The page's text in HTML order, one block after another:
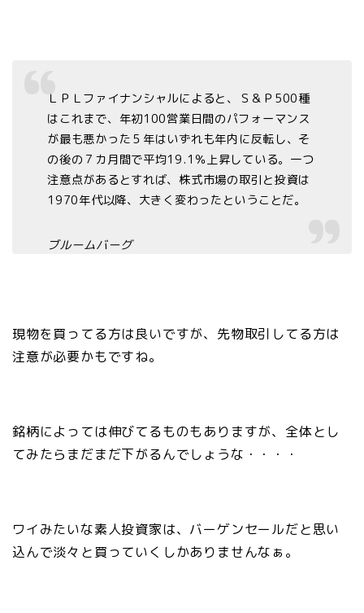
ＬＰＬファイナンシャルによると、Ｓ＆Ｐ500種
はこれまで、年初100営業日間のパフォーマンス
が最も悪かった５年はいずれも年内に反転し、そ
の後の７カ月間で平均19.1％上昇している。一つ
注意点があるとすれば、株式市場の取引と投資は
1970年代以降、大きく変わったということだ。
ブルームバーグ
現物を買ってる方は良いですが、先物取引してる方は
注意が必要かもですね。
銘柄によっては伸びてるものもありますが、全体とし
てみたらまだまだ下がるんでしょうな・・・・
ワイみたいな素人投資家は、バーゲンセールだと思い
込んで淡々と買っていくしかありませんなぁ。